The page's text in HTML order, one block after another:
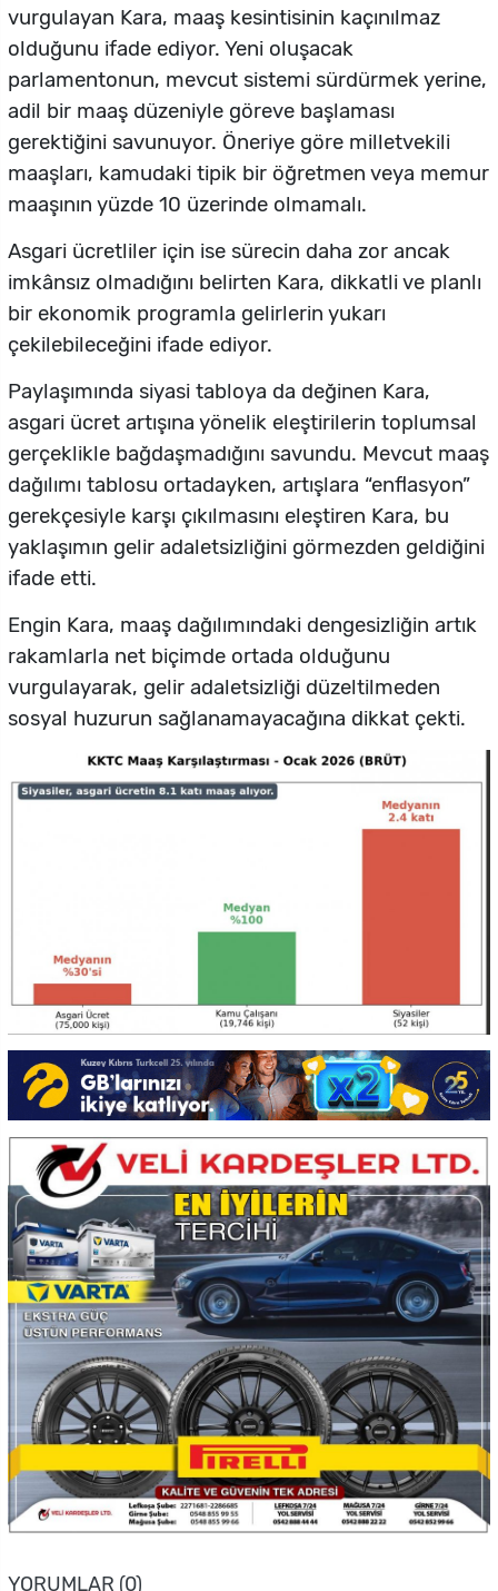
vurgulayan Kara, maaş kesintisinin kaçınılmaz
olduğunu ifade ediyor. Yeni oluşacak
parlamentonun, mevcut sistemi sürdürmek yerine,
adil bir maaş düzeniyle göreve başlaması
gerektiğini savunuyor. Öneriye göre milletvekili
maaşları, kamudaki tipik bir öğretmen veya memur
maaşının yüzde 10 üzerinde olmamalı.
Asgari ücretliler için ise sürecin daha zor ancak
imkânsız olmadığını belirten Kara, dikkatli ve planlı
bir ekonomik programla gelirlerin yukarı
çekilebileceğini ifade ediyor.
Paylaşımında siyasi tabloya da değinen Kara,
asgari ücret artışına yönelik eleştirilerin toplumsal
gerçeklikle bağdaşmadığını savundu. Mevcut maaş
dağılımı tablosu ortadayken, artışlara “enflasyon”
gerekçesiyle karşı çıkılmasını eleştiren Kara, bu
yaklaşımın gelir adaletsizliğini görmezden geldiğini
ifade etti.
Engin Kara, maaş dağılımındaki dengesizliğin artık
rakamlarla net biçimde ortada olduğunu
vurgulayarak, gelir adaletsizliği düzeltilmeden
sosyal huzurun sağlanamayacağına dikkat çekti.
YORUMLAR (0)